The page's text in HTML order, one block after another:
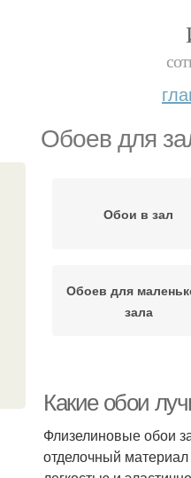
Обоев для
Обои в зал
Обоев для
зала
Какие обои
Флизелиновые обои
отделочный